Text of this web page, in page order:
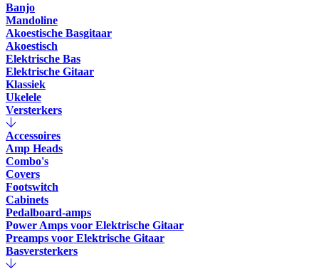
Banjo
Mandoline
Akoestische Basgitaar
Akoestisch
Elektrische Bas
Elektrische Gitaar
Klassiek
Ukelele
Versterkers
Accessoires
Amp Heads
Combo's
Covers
Footswitch
Cabinets
Pedalboard-amps
Power Amps voor Elektrische Gitaar
Preamps voor Elektrische Gitaar
Basversterkers